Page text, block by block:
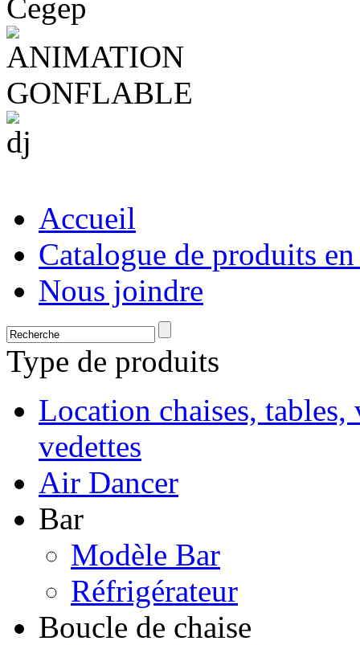
Accueil
Catalogue de produits
Nous joindre
Type de produits
Location chaises,
vedettes
Air Dancer
Bar
Modèle Bar
Réfrigérateur
Boucle de chaise